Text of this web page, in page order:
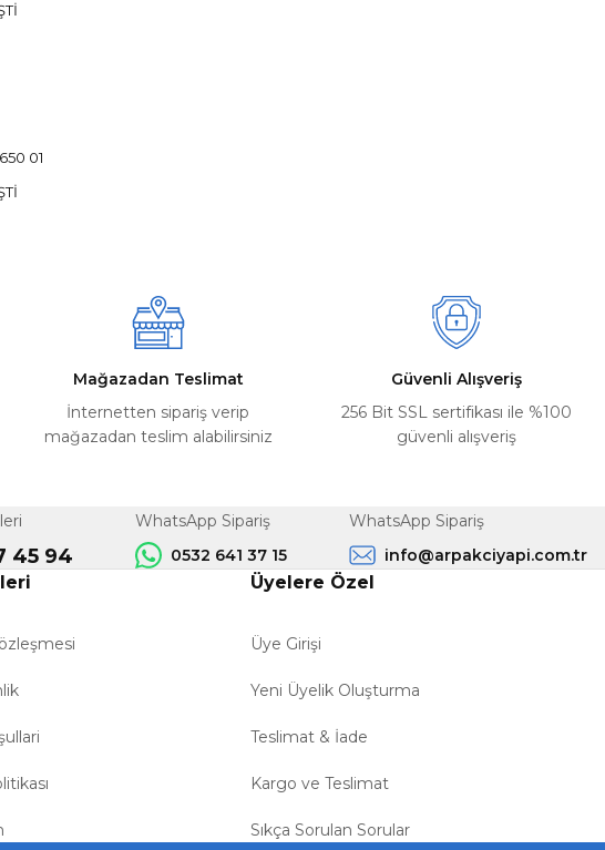
01
Mağazadan Teslimat
İnternetten sipariş verip
mağazadan teslim alabilirsiniz
Güvenli Alışveriş
256 Bit SSL sertifikası ile %100
güvenli alışveriş
45 94
WhatsApp Sipariş
0532 641 37 15
WhatsApp Sipariş
info@arpakciyapi.com.tr
Üyelere Özel
Üye Girişi
Yeni Üyelik Oluşturma
Teslimat & İade
Kargo ve Teslimat
Sıkça Sorulan Sorular